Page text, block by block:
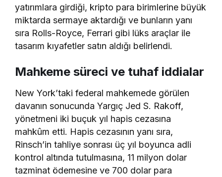
yatırımlara girdiği, kripto para birimlerine büyük
miktarda sermaye aktardığı ve bunların yanı
sıra Rolls-Royce, Ferrari gibi lüks araçlar ile
tasarım kıyafetler satın aldığı belirlendi.
Mahkeme süreci ve tuhaf iddialar
New York’taki federal mahkemede görülen
davanın sonucunda Yargıç Jed S. Rakoff,
yönetmeni iki buçuk yıl hapis cezasına
mahkûm etti. Hapis cezasının yanı sıra,
Rinsch’in tahliye sonrası üç yıl boyunca adli
kontrol altında tutulmasına, 11 milyon dolar
tazminat ödemesine ve 700 dolar para